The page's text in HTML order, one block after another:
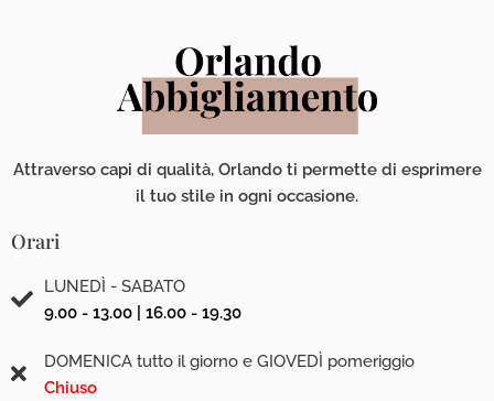
Attraverso capi di qualità, Orlando ti permette di esprimere
il tuo stile in ogni occasione.
Orari
LUNEDÌ - SABATO
9.00 - 13.00 | 16.00 - 19.30
DOMENICA tutto il giorno e GIOVEDÌ pomeriggio
Chiuso